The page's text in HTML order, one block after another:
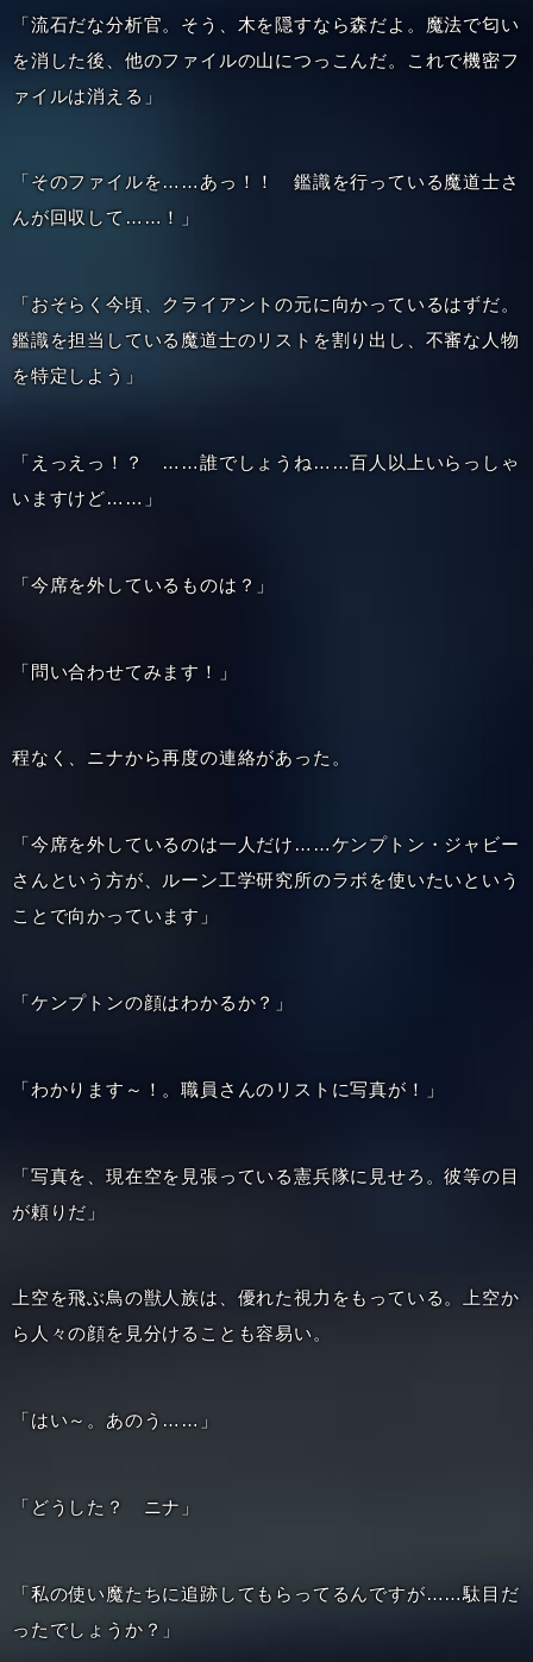
「流石だな分析官。そう、木を隠すなら森だよ。魔法で匂い
を消した後、他のファイルの山につっこんだ。これで機密フ
ァイルは消える」
「そのファイルを……あっ！！ 鑑識を行っている魔道士さ
んが回収して……！」
「おそらく今頃、クライアントの元に向かっているはずだ。
鑑識を担当している魔道士のリストを割り出し、不審な人物
を特定しよう」
「えっえっ！？ ……誰でしょうね……百人以上いらっしゃ
いますけど……」
「今席を外しているものは？」
「問い合わせてみます！」
程なく、ニナから再度の連絡があった。
「今席を外しているのは一人だけ……ケンプトン・ジャビー
さんという方が、ルーン工学研究所のラボを使いたいという
ことで向かっています」
「ケンプトンの顔はわかるか？」
「わかります～！。職員さんのリストに写真が！」
「写真を、現在空を見張っている憲兵隊に見せろ。彼等の目
が頼りだ」
上空を飛ぶ鳥の獣人族は、優れた視力をもっている。上空か
ら人々の顔を見分けることも容易い。
「はい～。あのう……」
「どうした？ ニナ」
「私の使い魔たちに追跡してもらってるんですが……駄目だ
ったでしょうか？」